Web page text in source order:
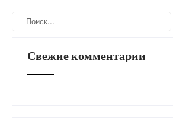
Свежие комментарии